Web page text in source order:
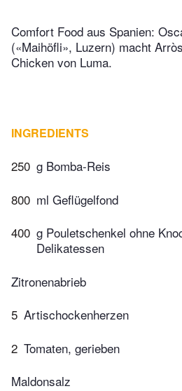
Comfort Food aus Spanien:
(«Maihöfli», Luzern) macht
Chicken von Luma.
INGREDIENTS
250 g Bomba-Reis
800 ml Geflügelfond
400 g Pouletschenkel ohne
Delikatessen
Zitronenabrieb
5 Artischockenherzen
2 Tomaten, gerieben
Maldonsalz